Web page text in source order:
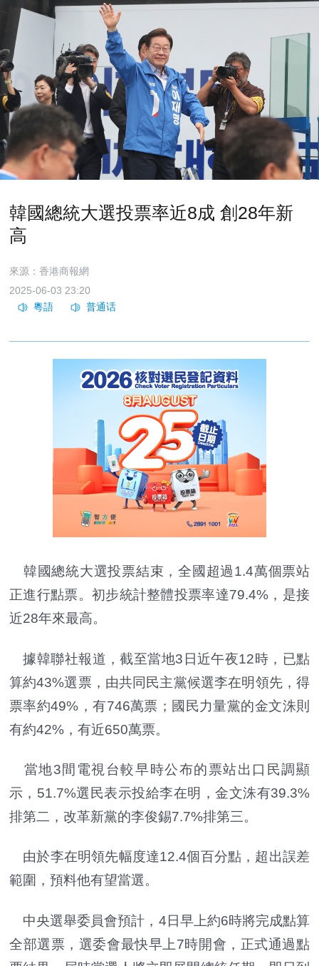
韓國總統大選投票率近8成 創28年新
高
來源：香港商報網
2025-06-03 23:20
韓國總統大選投票結束，全國超過1.4萬個票站
正進行點票。初步統計整體投票率達79.4%，是接
近28年來最高。
據韓聯社報道，截至當地3日近午夜12時，已點
算約43%選票，由共同民主黨候選李在明領先，得
票率約49%，有746萬票；國民力量黨的金文洙則
有約42%，有近650萬票。
當地3間電視台較早時公布的票站出口民調顯
示，51.7%選民表示投給李在明，金文洙有39.3%
排第二，改革新黨的李俊錫7.7%排第三。
由於李在明領先幅度達12.4個百分點，超出誤差
範圍，預料他有望當選。
中央選舉委員會預計，4日早上約6時將完成點算
全部選票，選委會最快早上7時開會，正式通過點